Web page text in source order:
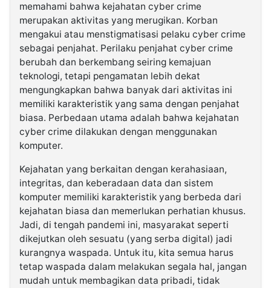
memahami bahwa kejahatan cyber crime
merupakan aktivitas yang merugikan. Korban
mengakui atau menstigmatisasi pelaku cyber crime
sebagai penjahat. Perilaku penjahat cyber crime
berubah dan berkembang seiring kemajuan
teknologi, tetapi pengamatan lebih dekat
mengungkapkan bahwa banyak dari aktivitas ini
memiliki karakteristik yang sama dengan penjahat
biasa. Perbedaan utama adalah bahwa kejahatan
cyber crime dilakukan dengan menggunakan
komputer.
Kejahatan yang berkaitan dengan kerahasiaan,
integritas, dan keberadaan data dan sistem
komputer memiliki karakteristik yang berbeda dari
kejahatan biasa dan memerlukan perhatian khusus.
Jadi, di tengah pandemi ini, masyarakat seperti
dikejutkan oleh sesuatu (yang serba digital) jadi
kurangnya waspada. Untuk itu, kita semua harus
tetap waspada dalam melakukan segala hal, jangan
mudah untuk membagikan data pribadi, tidak